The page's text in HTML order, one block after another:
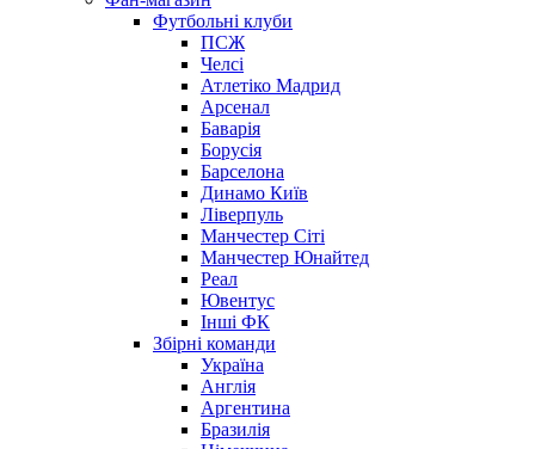
Футбольні клуби
ПСЖ
Челсі
Атлетіко Мадрид
Арсенал
Баварія
Борусія
Барселона
Динамо Київ
Ліверпуль
Манчестер Сіті
Манчестер Юнайтед
Реал
Ювентус
Інші ФК
Збірні команди
Україна
Англія
Аргентина
Бразилія